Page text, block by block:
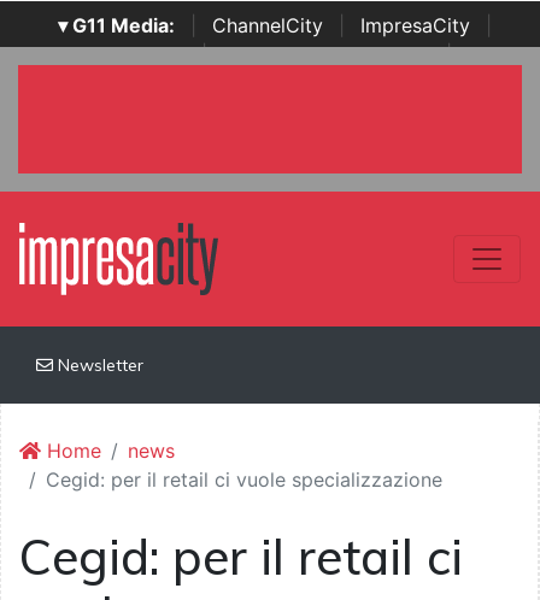
▾ G11 Media: ChannelCity ImpresaCity
SecurityOpenLab | Italian Channel Awards | Italian
Newsletter
Home
news
Cegid: per il retail ci vuole specializzazione
Cegid: per il retail ci